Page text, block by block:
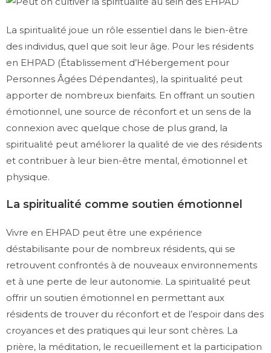
La spiritualité joue un rôle essentiel dans le bien-être
des individus, quel que soit leur âge. Pour les résidents
en EHPAD (Établissement d’Hébergement pour
Personnes Âgées Dépendantes), la spiritualité peut
apporter de nombreux bienfaits. En offrant un soutien
émotionnel, une source de réconfort et un sens de la
connexion avec quelque chose de plus grand, la
spiritualité peut améliorer la qualité de vie des résidents
et contribuer à leur bien-être mental, émotionnel et
physique.
La spiritualité comme soutien émotionnel
Vivre en EHPAD peut être une expérience
déstabilisante pour de nombreux résidents, qui se
retrouvent confrontés à de nouveaux environnements
et à une perte de leur autonomie. La spiritualité peut
offrir un soutien émotionnel en permettant aux
résidents de trouver du réconfort et de l’espoir dans des
croyances et des pratiques qui leur sont chères. La
prière, la méditation, le recueillement et la participation